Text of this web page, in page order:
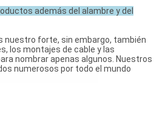
además del alambre y del
nuestro forte, sin embargo, también
los montajes de cable y las
nombrar apenas algunos. Nuestros
numerosos por todo el mundo